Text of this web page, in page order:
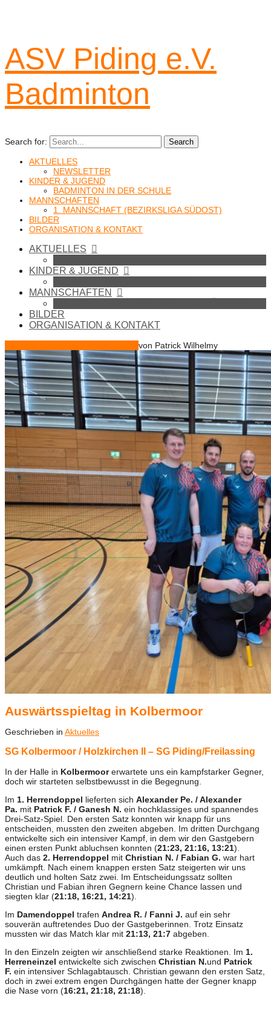
ASV Piding e.V.
Badminton
Search for: Search
AKTUELLES
NEWSLETTER
KINDER & JUGEND
BADMINTON IN DER SCHULE
MANNSCHAFTEN
1. MANNSCHAFT (BEZIRKSLIGA SÜDOST)
BILDER
ORGANISATION & KONTAKT
AKTUELLES
KINDER & JUGEND
MANNSCHAFTEN
BILDER
ORGANISATION & KONTAKT
von Patrick Wilhelmy
Auswärtsspieltag in Kolbermoor
Geschrieben in Aktuelles
SG Kolbermoor / Holzkirchen II – SG Piding/Freilassing
In der Halle in Kolbermoorerwartete uns ein kampfstarker Gegner,
doch wir starteten selbstbewusst in die Begegnung.
Im 1. Herrendoppel lieferten sich Alexander Pe. / Alexander
Pa. mit Patrick F. / Ganesh N. ein hochklassiges und spannendes
Drei-Satz-Spiel. Den ersten Satz konnten wir knapp für uns
entscheiden, mussten den zweiten abgeben. Im dritten Durchgang
entwickelte sich ein intensiver Kampf, in dem wir den Gastgebern
einen ersten Punkt abluchsen konnten (21:23, 21:16, 13:21).
Auch das 2. Herrendoppel mit Christian N. / Fabian G. war hart
umkämpft. Nach einem knappen ersten Satz steigerten wir uns
deutlich und holten Satz zwei. Im Entscheidungssatz sollten
Christian und Fabian ihren Gegnern keine Chance lassen und
siegten klar (21:18, 16:21, 14:21).
Im Damendoppel trafen Andrea R. / Fanni J. auf ein sehr
souverän auftretendes Duo der Gastgeberinnen. Trotz Einsatz
mussten wir das Match klar mit 21:13, 21:7 abgeben.
In den Einzeln zeigten wir anschließend starke Reaktionen. Im 1.
Herreneinzel entwickelte sich zwischen Christian N.und Patrick
F. ein intensiver Schlagabtausch. Christian gewann den ersten Satz,
doch in zwei extrem engen Durchgängen hatte der Gegner knapp
die Nase vorn (16:21, 21:18, 21:18).